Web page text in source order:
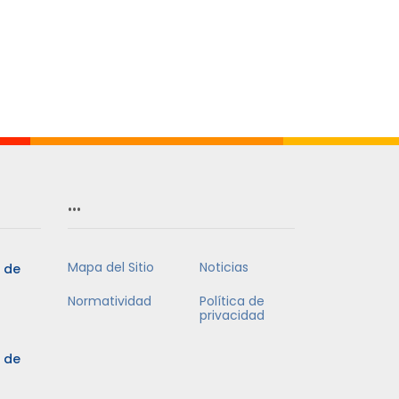
de
de
…
Mapa del Sitio
Noticias
Normatividad
Política de
privacidad